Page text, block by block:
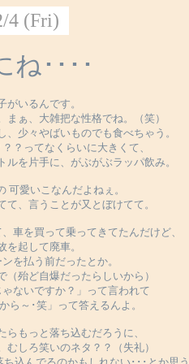
4 (Fri)
ね････
がいるんです。
ぁ、大雑把な性格でね。（笑）
少々やばいものでも食べちゃう。
？ってなくらいに大きくて、
を片手に、がぶがぶラッパ飲み。
可愛いこなんだよねぇ。
、言うことが又とぼけてて。
車を買って乗ってきてたんだけど、
を起して廃車。
を払う前だったとか。
殆ど自爆だったらしいから）
ゃないですか？」って言われて
ら～･笑」って答えるんよ。
もっと落ち込むだろうに、
しろ笑いのネタ？？（失礼）